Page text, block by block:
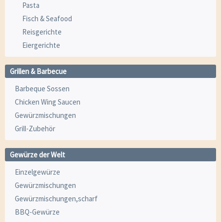
Pasta
Fisch & Seafood
Reisgerichte
Eiergerichte
Grillen & Barbecue
Barbeque Sossen
Chicken Wing Saucen
Gewürzmischungen
Grill-Zubehör
Gewürze der Welt
Einzelgewürze
Gewürzmischungen
Gewürzmischungen,scharf
BBQ-Gewürze